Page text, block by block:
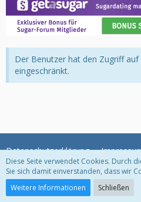
Der Benutzer hat den Zugriff
eingeschränkt.
Datenschutzerklärung
Community-Software:
Diese Seite verwendet Cookies. Durch
Sie sich damit einverstanden, dass wir
Weitere Informationen
Schließen